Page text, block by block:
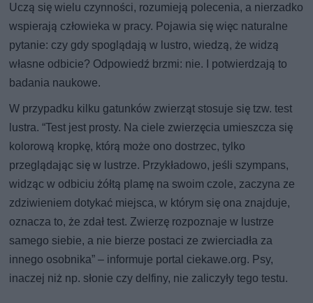
Uczą się wielu czynności, rozumieją polecenia, a nierzadko
wspierają człowieka w pracy. Pojawia się więc naturalne
pytanie: czy gdy spoglądają w lustro, wiedzą, że widzą
własne odbicie? Odpowiedź brzmi: nie. I potwierdzają to
badania naukowe.
W przypadku kilku gatunków zwierząt stosuje się tzw. test
lustra. “Test jest prosty. Na ciele zwierzęcia umieszcza się
kolorową kropkę, którą może ono dostrzec, tylko
przeglądając się w lustrze. Przykładowo, jeśli szympans,
widząc w odbiciu żółtą plamę na swoim czole, zaczyna ze
zdziwieniem dotykać miejsca, w którym się ona znajduje,
oznacza to, że zdał test. Zwierzę rozpoznaje w lustrze
samego siebie, a nie bierze postaci ze zwierciadła za
innego osobnika” – informuje portal ciekawe.org. Psy,
inaczej niż np. słonie czy delfiny, nie zaliczyły tego testu.